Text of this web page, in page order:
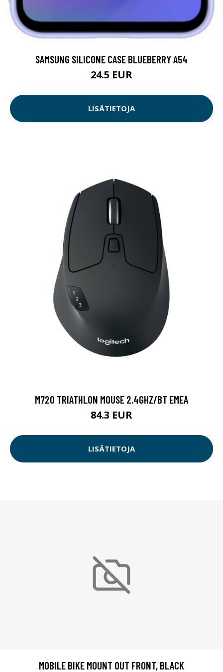
SAMSUNG SILICONE CASE BLUEBERRY A54
24.5 EUR
LISÄTIETOJA
M720 TRIATHLON MOUSE 2.4GHZ/BT EMEA
84.3 EUR
LISÄTIETOJA
MOBILE BIKE MOUNT OUT FRONT, BLACK